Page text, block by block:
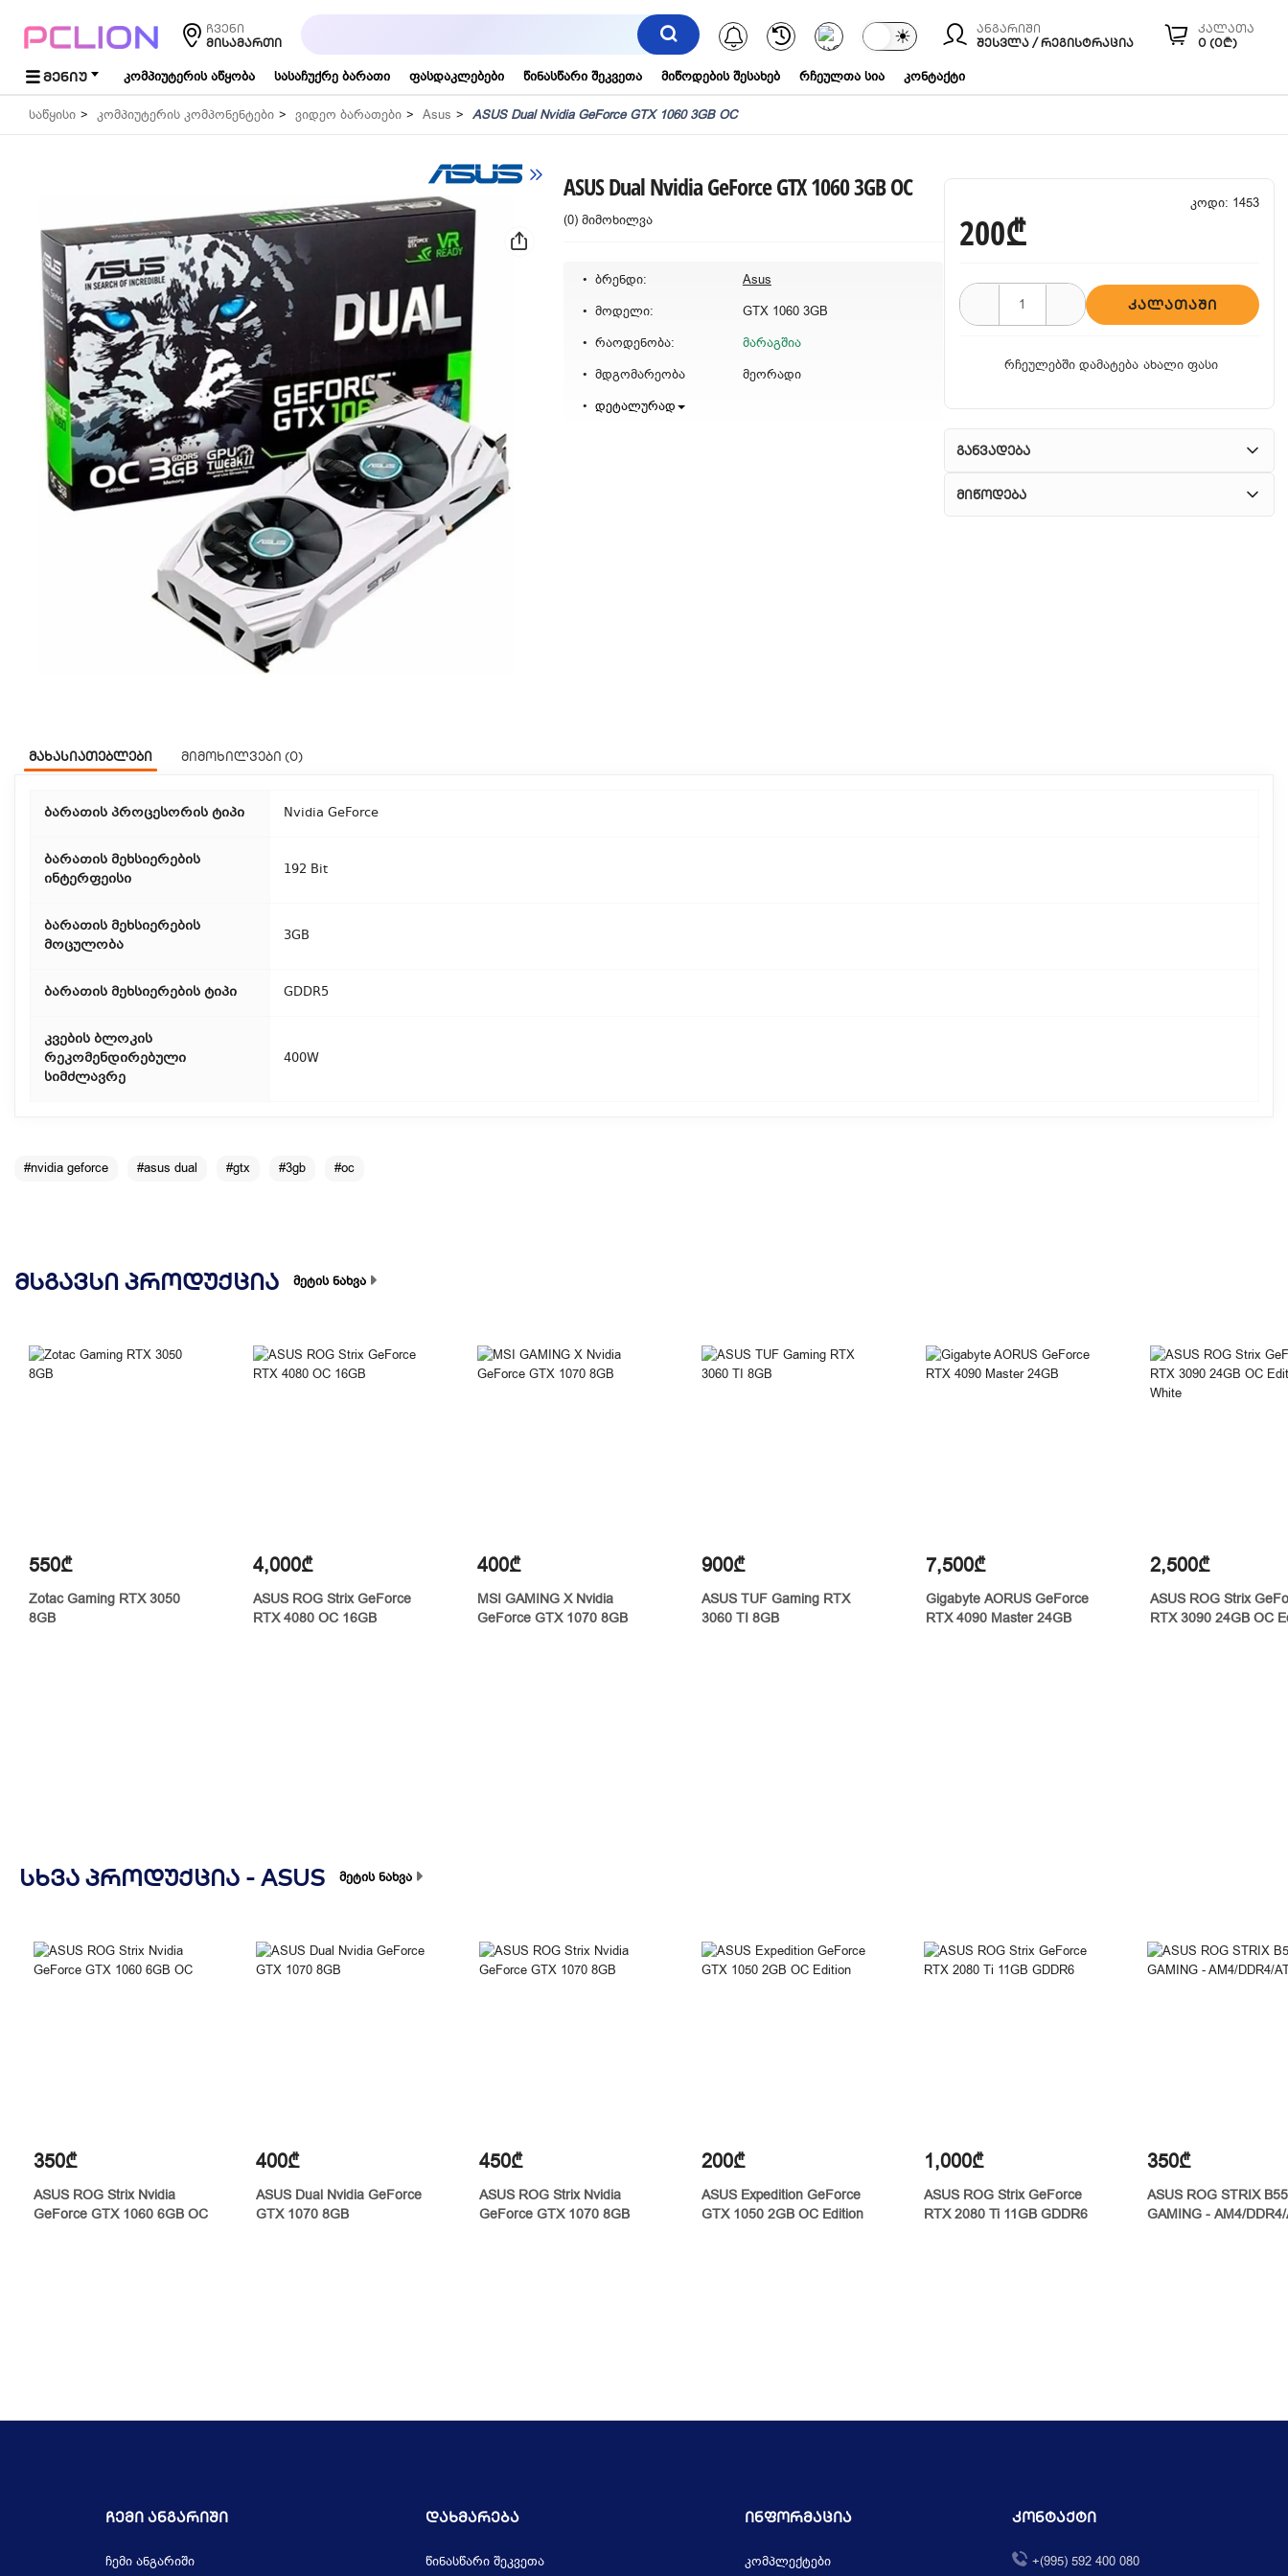
ჩვენი
ᲛᲘᲡᲐᲛᲐᲠᲗᲘ
კალათა
0 (0₾)
ანგარიში
ᲨᲔᲡᲕᲚᲐ / ᲠᲔᲒᲘᲡᲢᲠᲐᲪᲘᲐ
☀
შეტყობინებები
ᲛᲔᲜᲘᲣ კომპიუტერის აწყობა სასაჩუქრე ბარათი ფასდაკლებები წინასწარი შეკვეთა მიწოდების შესახებ რჩეულთა სია კონტაქტი
საწყისი კომპიუტერის კომპონენტები ვიდეო ბარათები Asus ASUS Dual Nvidia GeForce GTX 1060 3GB OC
ASUS Dual Nvidia GeForce GTX 1060 3GB OC
(0) მიმოხილვა
ბრენდი:
Asus
მოდელი:
GTX 1060 3GB
რაოდენობა:
მარაგშია
მდგომარეობა
მეორადი
დეტალურად
კოდი: 1453
200₾
ᲙᲐᲚᲐᲗᲐᲨᲘ
რჩეულებში დამატება ახალი ფასი
განვადება
მიწოდება
მახასიათებლები მიმოხილვები (0)
ბარათის პროცესორის ტიპი Nvidia GeForce
ბარათის მეხსიერების
ინტერფეისი
192 Bit
ბარათის მეხსიერების
მოცულობა
3GB
ბარათის მეხსიერების ტიპი GDDR5
კვების ბლოკის
რეკომენდირებული
სიმძლავრე
400W
#nvidia geforce #asus dual #gtx #3gb #oc
ᲛᲡᲒᲐᲕᲡᲘ ᲞᲠᲝᲓᲣᲥᲪᲘᲐ მეტის ნახვა
550₾
Zotac Gaming RTX 3050
8GB
4,000₾
ASUS ROG Strix GeForce
RTX 4080 OC 16GB
400₾
MSI GAMING X Nvidia
GeForce GTX 1070 8GB
900₾
ASUS TUF Gaming RTX
3060 TI 8GB
7,500₾
Gigabyte AORUS GeForce
RTX 4090 Master 24GB
2,500₾
ASUS ROG Strix
RTX 3090 24GB OC
ᲡᲮᲕᲐ ᲞᲠᲝᲓᲣᲥᲪᲘᲐ - ASUS მეტის ნახვა
350₾
ASUS ROG Strix Nvidia
GeForce GTX 1060 6GB OC
400₾
ASUS Dual Nvidia GeForce
GTX 1070 8GB
450₾
ASUS ROG Strix Nvidia
GeForce GTX 1070 8GB
200₾
ASUS Expedition GeForce
GTX 1050 2GB OC Edition
1,000₾
ASUS ROG Strix GeForce
RTX 2080 Ti 11GB GDDR6
350₾
ASUS ROG STRIX
GAMING - AM4/DDR4/
Ჩემი Ანგარიში
ჩემი ანგარიში
Დახმარება
წინასწარი შეკვეთა
Ინფორმაცია
კომპლექტები
Კონტაქტი
+(995) 592 400 080